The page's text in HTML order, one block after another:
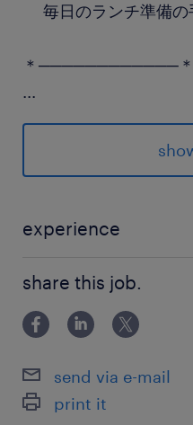
毎日のランチ準備の
＊────────────＊
...
WEBで完結！『面談
24時間いつでもプロ
お気軽にご応募くださ
派遣先の特徴
最寄駅
JR東北本線／西那須野
JR東北本線／野崎(栃
experience
程度) ・木材加工経験あれ
share this job.
send via e-mail
print it